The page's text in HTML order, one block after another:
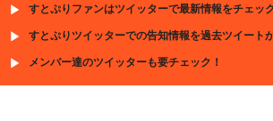
すとぷりファンはツイッターで最新情報をチェッ
すとぷりツイッターでの告知情報を過去ツイート
メンバー達のツイッターも要チェック！